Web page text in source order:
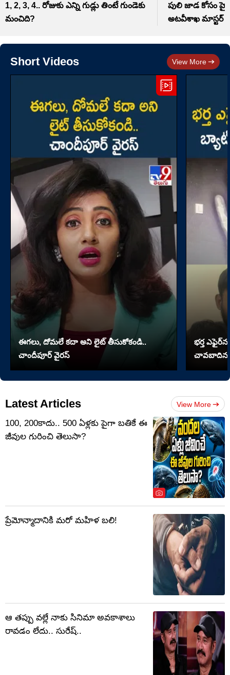
1, 2, 3, 4.. రోజుకు ఎన్ని గుడ్లు తింటే గుండెకు
మంచిది?
పులి జాడ కోసం
అటవీశాఖ మాస్టర్‌
Short Videos View More
ఈగలు, దోమలే కదా అని లైట్ తీసుకోకండి..
చాందీపూర్ వైరస్
భర్త
చావబాదిన
Latest Articles View More
100, 200కాదు.. 500 ఏళ్లకు పైగా బతికే ఈ
జీవుల గురించి తెలుసా?
ప్రేమోన్మాదానికి మరో మహిళ బలి!
ఆ తప్పు వల్లే నాకు సినిమా అవకాశాలు
రావడం లేదు.. సురేష్..